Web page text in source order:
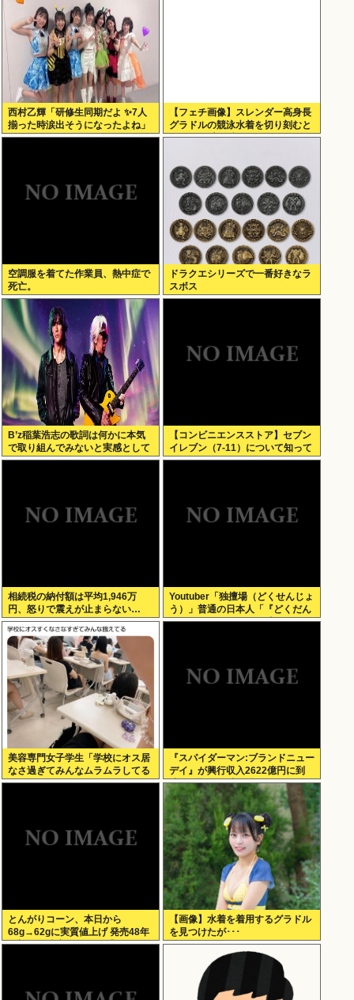
西村乙輝「研修生同期だよ ✨7人
揃った時涙出そうになったよね」
【フェチ画像】スレンダー高身長
グラドルの競泳水着を切り刻むと
ヌルヌル 大開脚×マッサージ
空調服を着てた作業員、熱中症で
死亡。
ドラクエシリーズで一番好きなラ
スボス
B’z稲葉浩志の歌詞は何かに本気
で取り組んでみないと実感として
わからない
【コンビニエンスストア】セブン
イレブン（7-11）について知って
いること
相続税の納付額は平均1,946万
円、怒りで震えが止まらない…
Youtuber「独擅場（どくせんじょ
う）」普通の日本人「『どくだん
じょう』ね もしかして中国人？」
美容専門女子学生「学校にオス居
なさ過ぎてみんなムラムラしてる
」
『スパイダーマン:ブランドニュー
デイ』が興行収入2622億円に到
達！2週目も好調に推移へ
とんがりコーン、本日から
68g→62gに実質値上げ 発売48年
で初の箱縮小 メーカー「CO2も
【画像】水着を着用するグラドル
を見つけたが･･･